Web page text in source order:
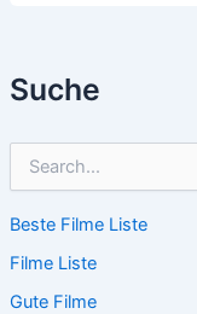
Suche
h
n
n
Beste Filme Liste
Filme Liste
Gute Filme